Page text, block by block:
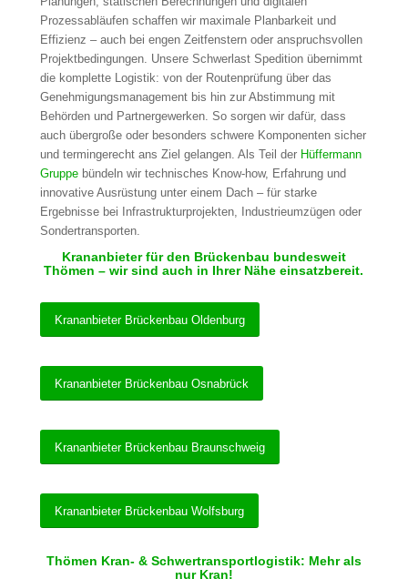
Prozessabläufen schaffen wir maximale Planbarkeit und
Effizienz – auch bei engen Zeitfenstern oder anspruchsvollen
Projektbedingungen. Unsere Schwerlast Spedition übernimmt
die komplette Logistik: von der Routenprüfung über das
Genehmigungsmanagement bis hin zur Abstimmung mit
Behörden und Partnergewerken. So sorgen wir dafür, dass
auch übergroße oder besonders schwere Komponenten sicher
und termingerecht ans Ziel gelangen. Als Teil der Hüffermann
Gruppebündeln wir technisches Know-how, Erfahrung und
innovative Ausrüstung unter einem Dach – für starke
Ergebnisse bei Infrastrukturprojekten, Industrieumzügen oder
Sondertransporten.
Krananbieter für den Brückenbau bundesweit
Thömen – wir sind auch in Ihrer Nähe einsatzbereit.
Krananbieter Brückenbau Oldenburg
Krananbieter Brückenbau Osnabrück
Krananbieter Brückenbau Braunschweig
Krananbieter Brückenbau Wolfsburg
Thömen Kran- & Schwertransportlogistik: Mehr als
nur Kran!